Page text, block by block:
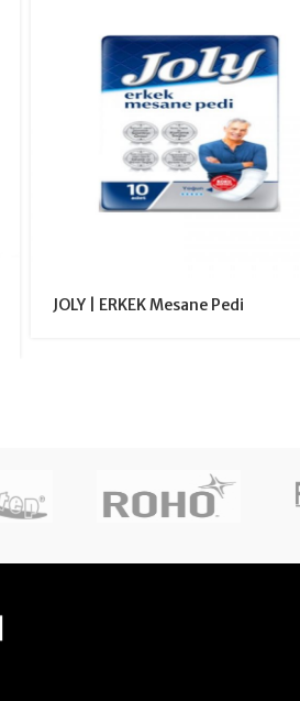
JOLY | ERKEK Mesane Pedi